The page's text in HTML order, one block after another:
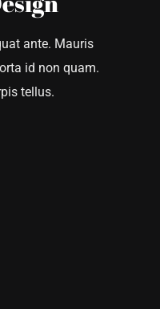
ante. Mauris
id non quam.
tellus.